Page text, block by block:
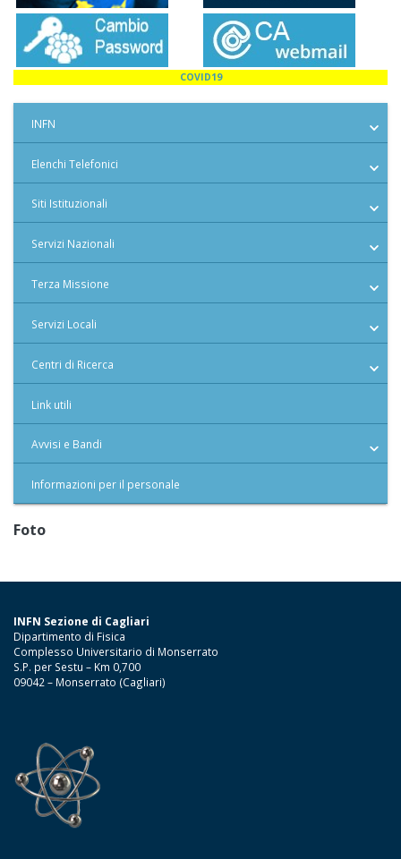
COVID19
INFN
Elenchi Telefonici
Siti Istituzionali
Servizi Nazionali
Terza Missione
Servizi Locali
Centri di Ricerca
Link utili
Avvisi e Bandi
Informazioni per il personale
Foto
INFN Sezione di Cagliari
Dipartimento di Fisica
Complesso Universitario di Monserrato
S.P. per Sestu – Km 0,700
09042 – Monserrato (Cagliari)